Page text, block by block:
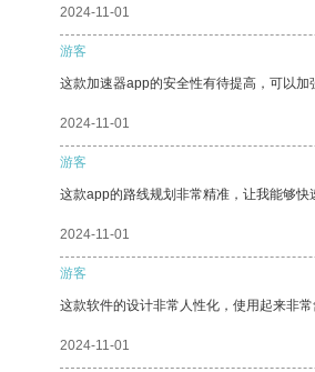
2024-11-01
游客
这款加速器app的安全性有待提高，可以
2024-11-01
游客
这款app的路线规划非常精准，让我能够快
2024-11-01
游客
这款软件的设计非常人性化，使用起来非常
2024-11-01